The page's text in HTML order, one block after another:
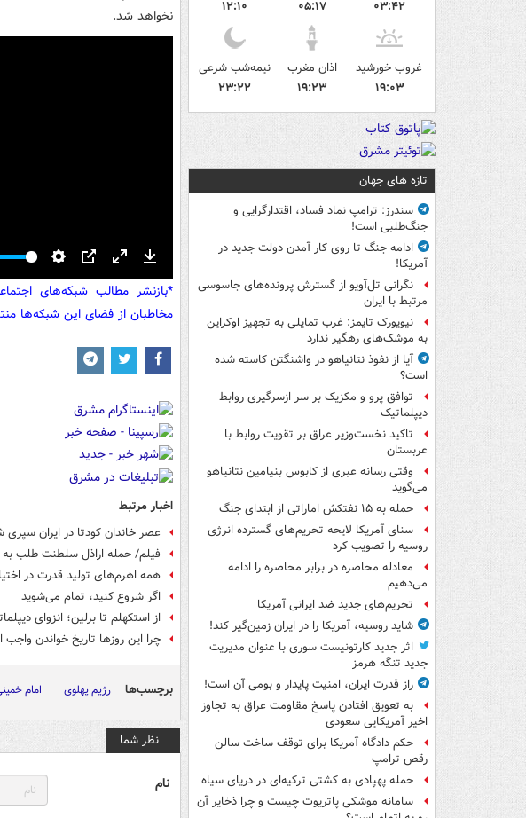
۰۳:۴۲
۰۵:۱۷
۱۲:۱۰
غروب خورشید
۱۹:۰۳
اذان مغرب
۱۹:۲۳
نیمه‌شب شرعی
۲۳:۲۲
تازه های جهان
سندرز: ترامپ نماد فساد، اقتدارگرایی و
جنگ‌طلبی است!
ادامه جنگ تا روی کار آمدن دولت جدید در
آمریکا!
نگرانی تل‌آویو از گسترش پرونده‌های جاسوسی
مرتبط با ایران
نیویورک تایمز: غرب تمایلی به تجهیز اوکراین
به موشک‌های رهگیر ندارد
آیا از نفوذ نتانیاهو در واشنگتن کاسته شده
است؟
توافق پرو و مکزیک بر سر ازسرگیری روابط
دیپلماتیک
تاکید نخست‌وزیر عراق بر تقویت روابط با
عربستان
وقتی رسانه عبری از کابوس بنیامین نتانیاهو
می‌گوید
حمله به ۱۵ نفتکش‌ اماراتی از ابتدای جنگ
سنای آمریکا لایحه تحریم‌های گسترده انرژی
روسیه را تصویب کرد
معادله محاصره در برابر محاصره را ادامه
می‌دهیم
تحریم‌های جدید ضد ایرانی آمریکا
شاید روسیه، آمریکا را در ایران زمین‌گیر کند!
اثر جدید کارتونیست سوری با عنوان مدیریت
جدید تنگه هرمز
راز قدرت ایران، امنیت پایدار و بومی آن است!
به تعویق افتادن پاسخ مقاومت عراق به تجاوز
اخیر آمریکایی سعودی
حکم دادگاه آمریکا برای توقف ساخت سالن
رقص ترامپ
حمله پهپادی به کشتی ترکیه‌ای در دریای سیاه
سامانه موشکی پاتریوت چیست و چرا ذخایر آن
نخواهد شد.
fullscreen
Download
*بازنشر مطالب شبکه‌های
مخاطبان از فضای این شبکه‌ها
اخبار مرتبط
عصر خاندان کودتا در ایران سپری
فیلم/ حمله اراذل سلطنت طلب به
همه اهرم‌های تولید قدرت در
اگر شروع کنید، تمام می‌شوید
از استکهلم تا برلین؛ انزوای
چرا این روزها تاریخ خواندن
برچسب‌ها رژیم پهلوی امام
نظر شما
نام